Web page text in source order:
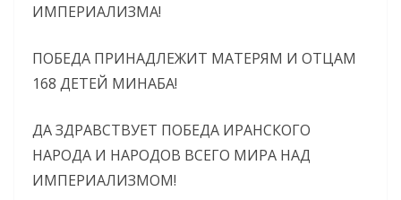
ИМПЕРИАЛИЗМА!
ПОБЕДА ПРИНАДЛЕЖИТ МАТЕРЯМ И ОТЦАМ
168 ДЕТЕЙ МИНАБА!
ДА ЗДРАВСТВУЕТ ПОБЕДА ИРАНСКОГО
НАРОДА И НАРОДОВ ВСЕГО МИРА НАД
ИМПЕРИАЛИЗМОМ!